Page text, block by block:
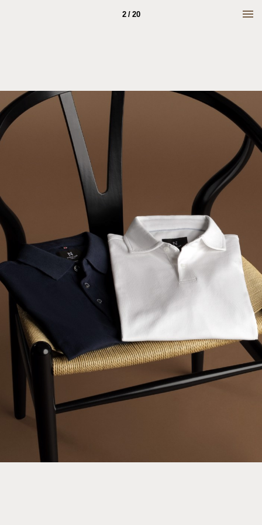
2 / 20